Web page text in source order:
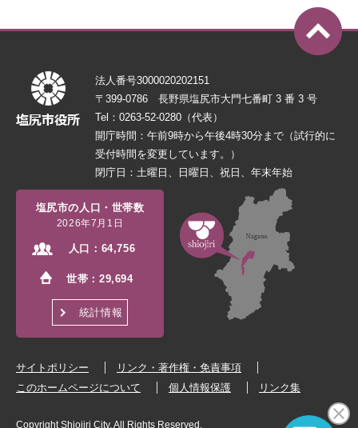
法人番号3000020202151
〒399-0786 長野県塩尻市大門七番町 3 番 3 号
Tel：0263-52-0280（代表）
開庁時間：午前9時から午後4時30分まで（試行的に
受付時間を変更しています。）
閉庁日：土曜日、日曜日、祝日、年末年始
塩尻市の人口・世帯数
2026年7月1日
人口： 64,756
世帯：29,694
統計情報
サイトポリシー
リンク・著作権・免責事項
このホームページについて
個人情報保護 リンク集
Copyright Shiojiri City. All Rights Reserved.